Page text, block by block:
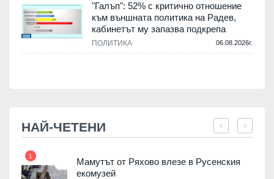
"Галъп": 52% с критично отношение
към външната политика на Радев,
кабинетът му запазва подкрепа
ПОЛИТИКА 06.08.2026г.
НАЙ-ЧЕТЕНИ
1
Мамутът от Ряхово влезе в Русенския
екомузей